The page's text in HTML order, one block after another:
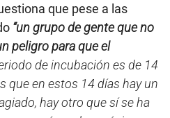
que pese a las
“un grupo de gente que no
peligro para que el
de incubación es de 14
que en estos 14 días hay un
hay otro que sí se ha